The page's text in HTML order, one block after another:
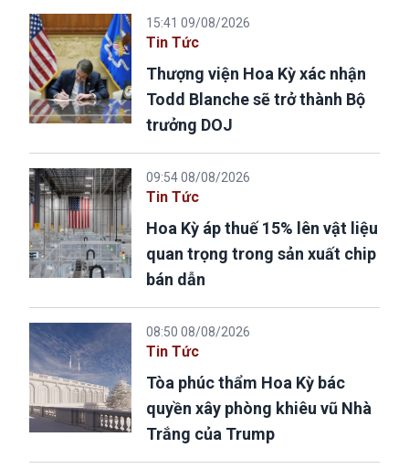
15:41 09/08/2026
Tin Tức
Thượng viện Hoa Kỳ xác nhận
Todd Blanche sẽ trở thành Bộ
trưởng DOJ
09:54 08/08/2026
Tin Tức
Hoa Kỳ áp thuế 15% lên vật liệu
quan trọng trong sản xuất chip
bán dẫn
08:50 08/08/2026
Tin Tức
Tòa phúc thẩm Hoa Kỳ bác
quyền xây phòng khiêu vũ Nhà
Trắng của Trump